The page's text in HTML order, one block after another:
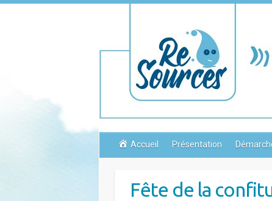
Accueil Présentation
Fête de la